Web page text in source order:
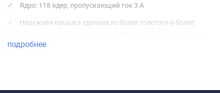
Ядро: 118 ядер, пропускающий ток 3 А
Наружная крышка сделана из более толстого и более
приятен на ощупь.
подробнее